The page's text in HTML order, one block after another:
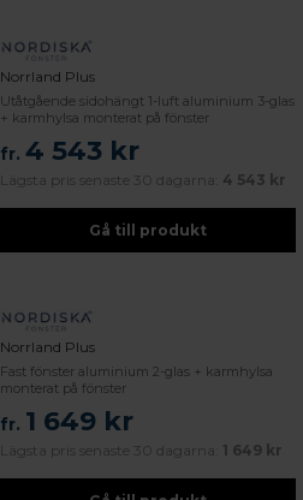
Norrland Plus
Utåtgående sidohängt 1-luft aluminium 3-glas
+ karmhylsa monterat på fönster
fr. 4 543 kr
Lägsta pris senaste 30 dagarna: 4 543 kr
Gå till produkt
Norrland Plus
Fast fönster aluminium 2-glas + karmhylsa
monterat på fönster
fr. 1 649 kr
Lägsta pris senaste 30 dagarna: 1 649 kr